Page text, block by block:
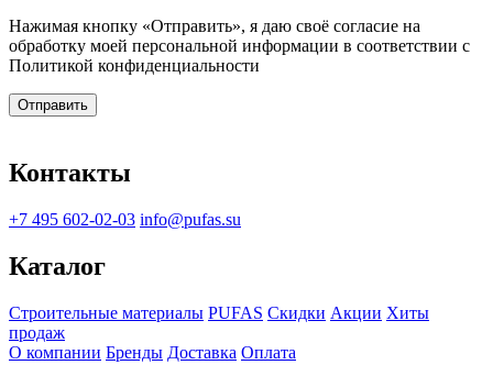
Нажимая кнопку «Отправить», я даю своё согласие на
обработку моей персональной информации в соответствии с
Политикой конфиденциальности
Отправить
Контакты
+7 495 602-02-03 info@pufas.su
Каталог
Строительные материалы PUFAS Скидки Акции Хиты
продаж
О компании Бренды Доставка Оплата